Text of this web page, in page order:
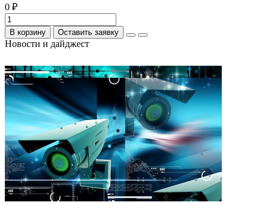
0 ₽
В корзину Оставить заявку
Новости и дайджест